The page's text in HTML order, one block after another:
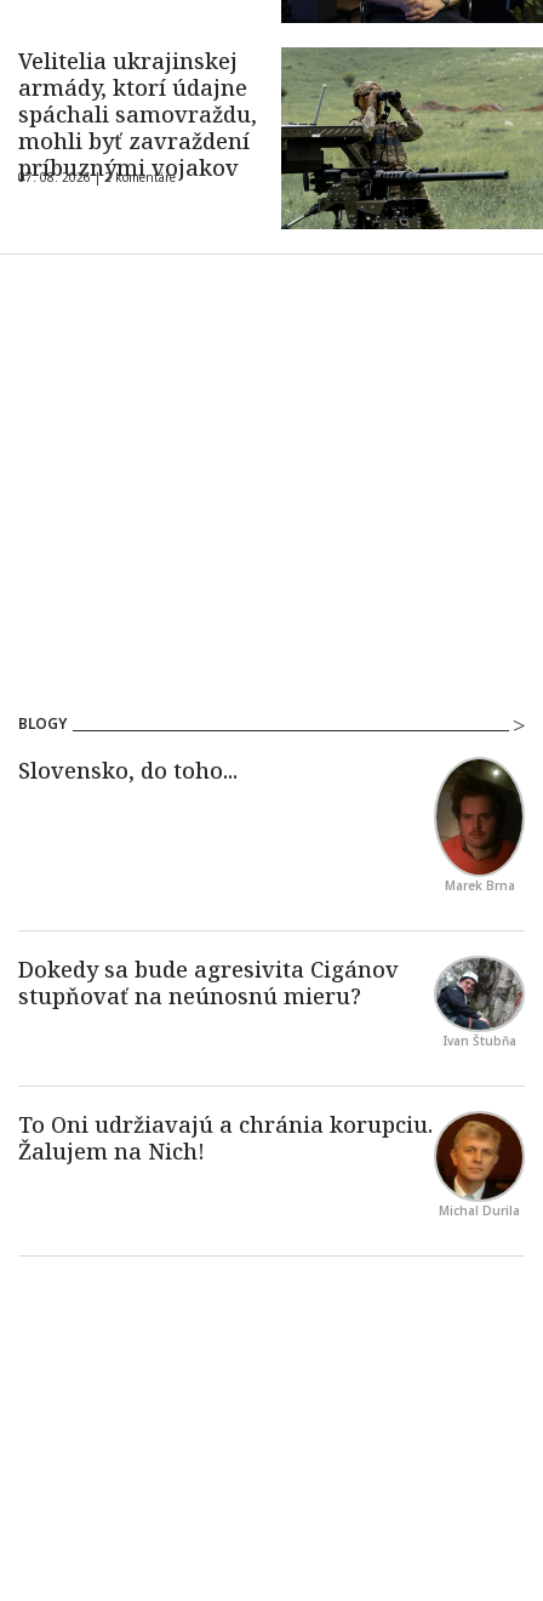
Velitelia ukrajinskej
armády, ktorí údajne
spáchali samovraždu,
mohli byť zavraždení
príbuznými vojakov
07. 08. 2026 |2 komentáre
BLOGY
Marek Brna
Ivan Štubňa
Michal Durila